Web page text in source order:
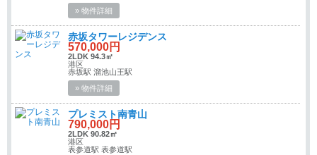
» 物件詳細
赤坂タワーレジデンス
570,000円
2LDK 94.3㎡
港区
赤坂駅 溜池山王駅
» 物件詳細
プレミスト南青山
790,000円
2LDK 90.82㎡
港区
表参道駅 表参道駅